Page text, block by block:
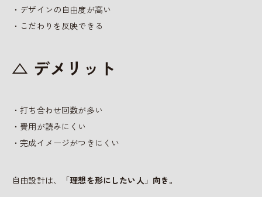
・デザインの自由度が高い
・こだわりを反映できる
△ デメリット
・打ち合わせ回数が多い
・費用が読みにくい
・完成イメージがつきにくい
自由設計は、 「理想を形にしたい人」向き。